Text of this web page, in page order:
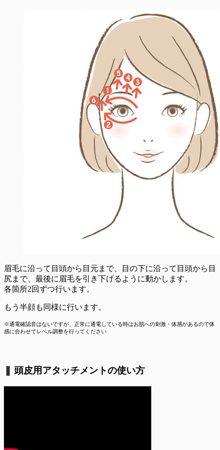
眉毛に沿って目頭から目元まで、目の下に沿って目頭から目
尻まで、最後に眉毛を引き下げるように動かします。
各箇所2回ずつ行います。
もう半顔も同様に行います。
※通電確認音はないですが、正常に通電している時はお肌への刺激・体感があるので体
感に合わせてレベル調整を行ってください
頭皮用アタッチメントの使い方